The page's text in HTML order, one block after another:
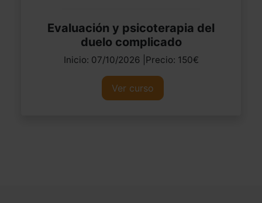
Evaluación y psicoterapia del
duelo complicado
Inicio: 07/10/2026 |Precio: 150€
Ver curso